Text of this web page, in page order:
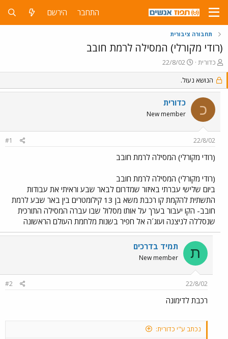
התחבר הירשם
תחבורה ציבורית
(רודי מקורלי) המסילה לרמת חובב
פ
ו
ת
ח
נ
כדורית
פ
ו
ר
ס
ם
ב
ת
ך
22/8/02
הנושא נעול.
כ כדורית
New member
22/8/02
#1
(רודי מקורלי) המסילה לרמת חובב
(רודי מקורלי) המסילה לרמת חובב
ביום שלישי עברתי באיזור שמדרום לבאר שבע וראיתי את עבודות
התשתית להקמת קו רכבת משא בן 13 קילומטרים בין באר שבע לרמת
חובב- הקו יעבור בערך על אותו מסלול שבו עברה המסילה התורכית
שנסללה לניצנה ועוג´ה אל חפיר בשנות מלחמת העולם הראשונה
ת תמיד בדרכים
New member
22/8/02
#2
רכבת לדימונה
נכתב ע"י כדורית: